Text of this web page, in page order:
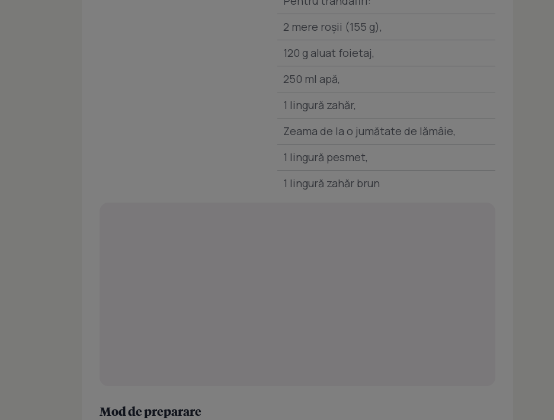
2 mere roşii (155 g),
120 g aluat foietaj,
250 ml apă,
1 lingură zahăr,
Zeama de la o jumătate de lămâie,
1 lingură pesmet,
1 lingură zahăr brun
Mod de preparare